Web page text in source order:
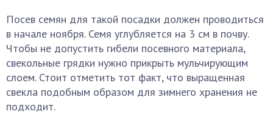
Посев семян для такой посадки должен проводиться
в начале ноября. Семя углубляется на 3 см в почву.
Чтобы не допустить гибели посевного материала,
свекольные грядки нужно прикрыть мульчирующим
слоем. Стоит отметить тот факт, что выращенная
свекла подобным образом для зимнего хранения не
подходит.